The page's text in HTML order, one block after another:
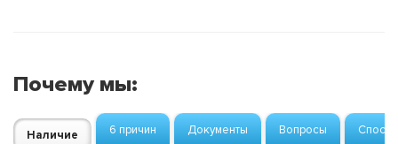
Почему мы:
Наличие 6 причин Документы Вопросы